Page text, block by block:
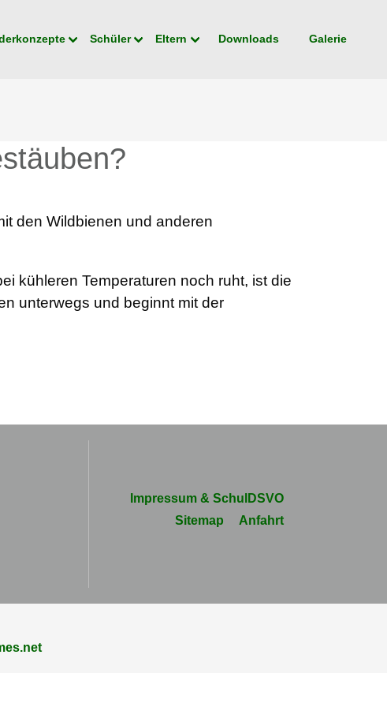
Schüler Eltern Downloads Galerie
den Wildbienen und anderen
kühleren Temperaturen noch ruht, ist die
unterwegs und beginnt mit der
Impressum & SchulDSVO
Sitemap
Anfahrt